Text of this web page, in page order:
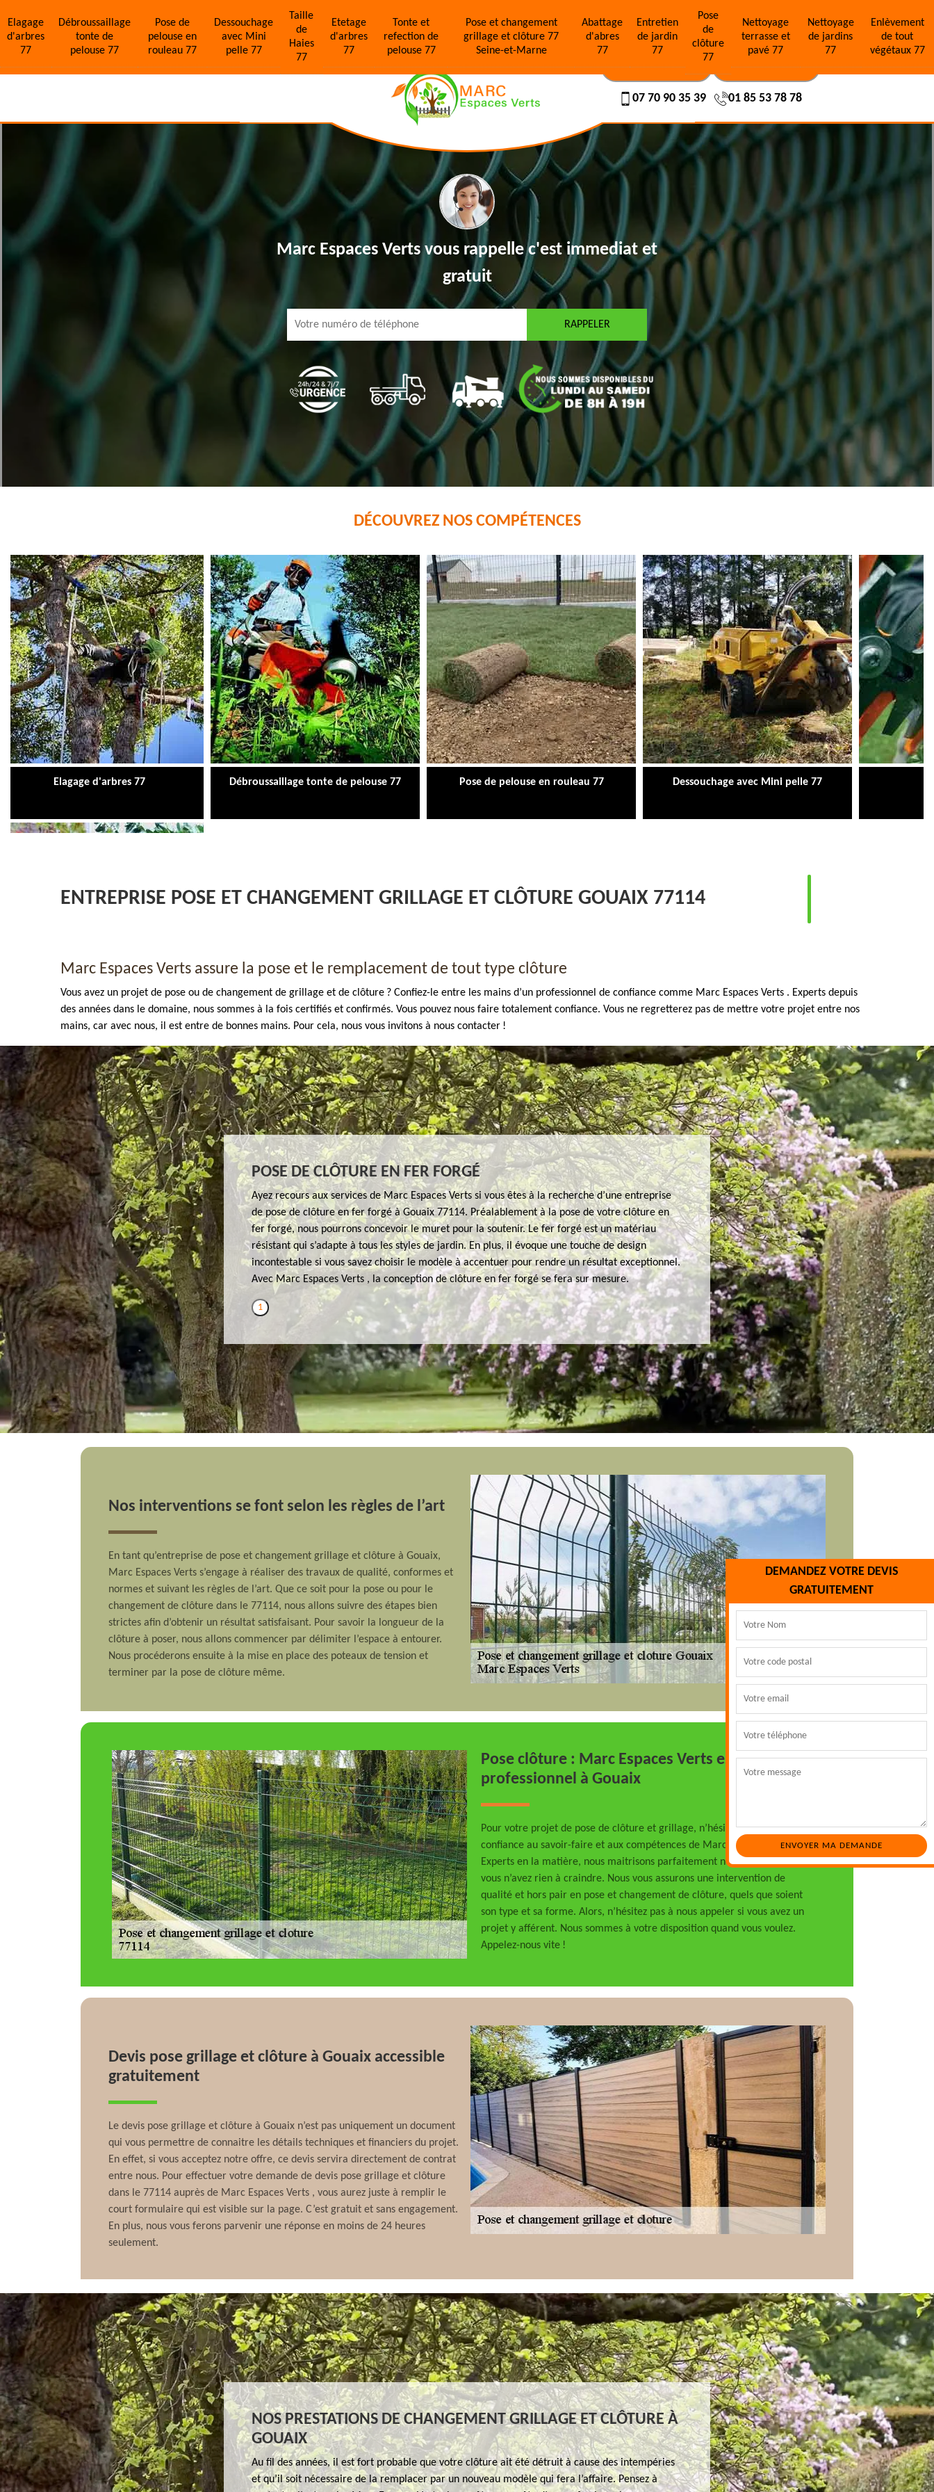
Elagage
d'arbres
77
Débroussaillage
tonte de
pelouse 77
Pose de
pelouse en
rouleau 77
Dessouchage
avec Mini
pelle 77
Taille
de
Haies
77
Etetage
d'arbres
77
Tonte et
refection de
pelouse 77
Pose et changement
grillage et clôture 77
Seine-et-Marne
Abattage
d'abres
77
Entretien
de jardin
77
Pose
de
clôture
77
Nettoyage
terrasse et
pavé 77
Nettoyage
de jardins
77
Enlèvement
de tout
végétaux 77
NOS RÉALISATIONS NOUS CONTACTER
07 70 90 35 39 01 85 53 78 78
Marc Espaces Verts vous rappellec'est immediat et
gratuit
DÉCOUVREZ NOS COMPÉTENCES
Elagage d'arbres 77 Débroussaillage tonte de pelouse 77 Pose de pelouse en rouleau 77 Dessouchage avec Mini pelle 77
Enlèvement de tout végétaux 77
DEMANDEZ VOTRE DEVIS
GRATUITEMENT
ENTREPRISE POSE ET CHANGEMENT GRILLAGE ET CLÔTURE GOUAIX 77114
Marc Espaces Verts assure la pose et le remplacement de tout type clôture
Vous avez un projet de pose ou de changement de grillage et de clôture ? Confiez-le entre les mains d’un professionnel de confiance comme Marc Espaces Verts . Experts depuis
des années dans le domaine, nous sommes à la fois certifiés et confirmés. Vous pouvez nous faire totalement confiance. Vous ne regretterez pas de mettre votre projet entre nos
mains, car avec nous, il est entre de bonnes mains. Pour cela, nous vous invitons à nous contacter !
POSE DE CLÔTURE EN FER FORGÉ
Ayez recours aux services de Marc Espaces Verts si vous êtes à la recherche d’une entreprise
de pose de clôture en fer forgé à Gouaix 77114. Préalablement à la pose de votre clôture en
fer forgé, nous pourrons concevoir le muret pour la soutenir. Le fer forgé est un matériau
résistant qui s’adapte à tous les styles de jardin. En plus, il évoque une touche de design
incontestable si vous savez choisir le modèle à accentuer pour rendre un résultat exceptionnel.
Avec Marc Espaces Verts , la conception de clôture en fer forgé se fera sur mesure.
1
Nos interventions se font selon les règles de l’art
En tant qu’entreprise de pose et changement grillage et clôture à Gouaix,
Marc Espaces Verts s’engage à réaliser des travaux de qualité, conformes et
normes et suivant les règles de l’art. Que ce soit pour la pose ou pour le
changement de clôture dans le 77114, nous allons suivre des étapes bien
strictes afin d’obtenir un résultat satisfaisant. Pour savoir la longueur de la
clôture à poser, nous allons commencer par délimiter l’espace à entourer.
Nous procéderons ensuite à la mise en place des poteaux de tension et
terminer par la pose de clôture même.
Pose clôture : Marc Espaces Verts est votre
professionnel à Gouaix
Pour votre projet de pose de clôture et grillage, n’hésitez pas à faire
confiance au savoir-faire et aux compétences de Marc Espaces Verts .
Experts en la matière, nous maitrisons parfaitement notre métier, alors,
vous n’avez rien à craindre. Nous vous assurons une intervention de
qualité et hors pair en pose et changement de clôture, quels que soient
son type et sa forme. Alors, n’hésitez pas à nous appeler si vous avez un
projet y afférent. Nous sommes à votre disposition quand vous voulez.
Appelez-nous vite !
Devis pose grillage et clôture à Gouaix accessible
gratuitement
Le devis pose grillage et clôture à Gouaix n’est pas uniquement un document
qui vous permettre de connaitre les détails techniques et financiers du projet.
En effet, si vous acceptez notre offre, ce devis servira directement de contrat
entre nous. Pour effectuer votre demande de devis pose grillage et clôture
dans le 77114 auprès de Marc Espaces Verts , vous aurez juste à remplir le
court formulaire qui est visible sur la page. C’est gratuit et sans engagement.
En plus, nous vous ferons parvenir une réponse en moins de 24 heures
seulement.
NOS PRESTATIONS DE CHANGEMENT GRILLAGE ET CLÔTURE À
GOUAIX
Au fil des années, il est fort probable que votre clôture ait été détruit à cause des intempéries
et qu’il soit nécessaire de la remplacer par un nouveau modèle qui fera l’affaire. Pensez à